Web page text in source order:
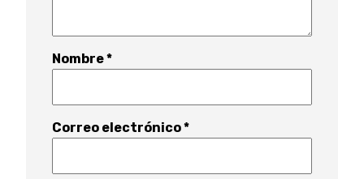
Nombre*
Correo electrónico*